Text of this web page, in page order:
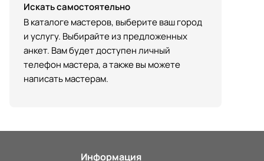
Искать самостоятельно
В каталоге мастеров, выберите ваш город
и услугу. Выбирайте из предложенных
анкет. Вам будет доступен личный
телефон мастера, а также вы можете
написать мастерам.
Информация